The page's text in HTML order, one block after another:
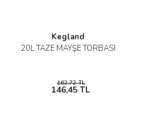
Kegland
20L TAZE MAYŞE TORBASI
162,72 TL
146,45 TL